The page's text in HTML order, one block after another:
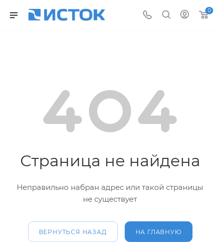
0
Страница не найдена
Неправильно набран адрес или такой страницы
не существует
ВЕРНУТЬСЯ НАЗАД НА ГЛАВНУЮ